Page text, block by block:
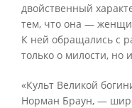
двойственный
тем, что она —
К ней обращались с
только о милости, но
«Культ Великой
Норман Браун, —